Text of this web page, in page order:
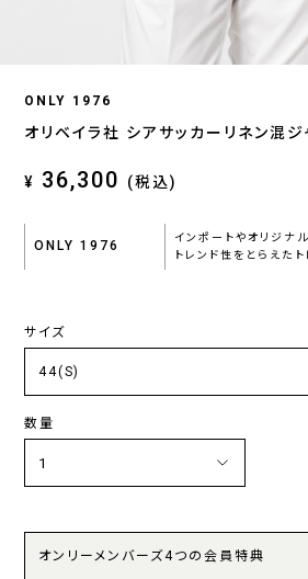
ONLY 1976
オリベイラ社 シアサッカーリネン混ジ
¥ 36,300 (税込)
ONLY 1976
インポートやオリジナ
トレンド性をとらえたト
サイズ
数量
オンリーメンバーズ4つの会員特典